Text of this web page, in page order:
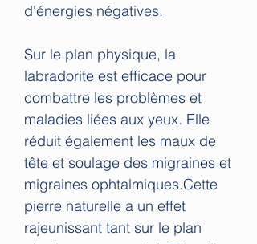
d'énergies négatives.
Sur le plan physique, la
labradorite est efficace pour
combattre les problèmes et
maladies liées aux yeux. Elle
réduit également les maux de
tête et soulage des migraines et
migraines ophtalmiques.Cette
pierre naturelle a un effet
rajeunissant tant sur le plan